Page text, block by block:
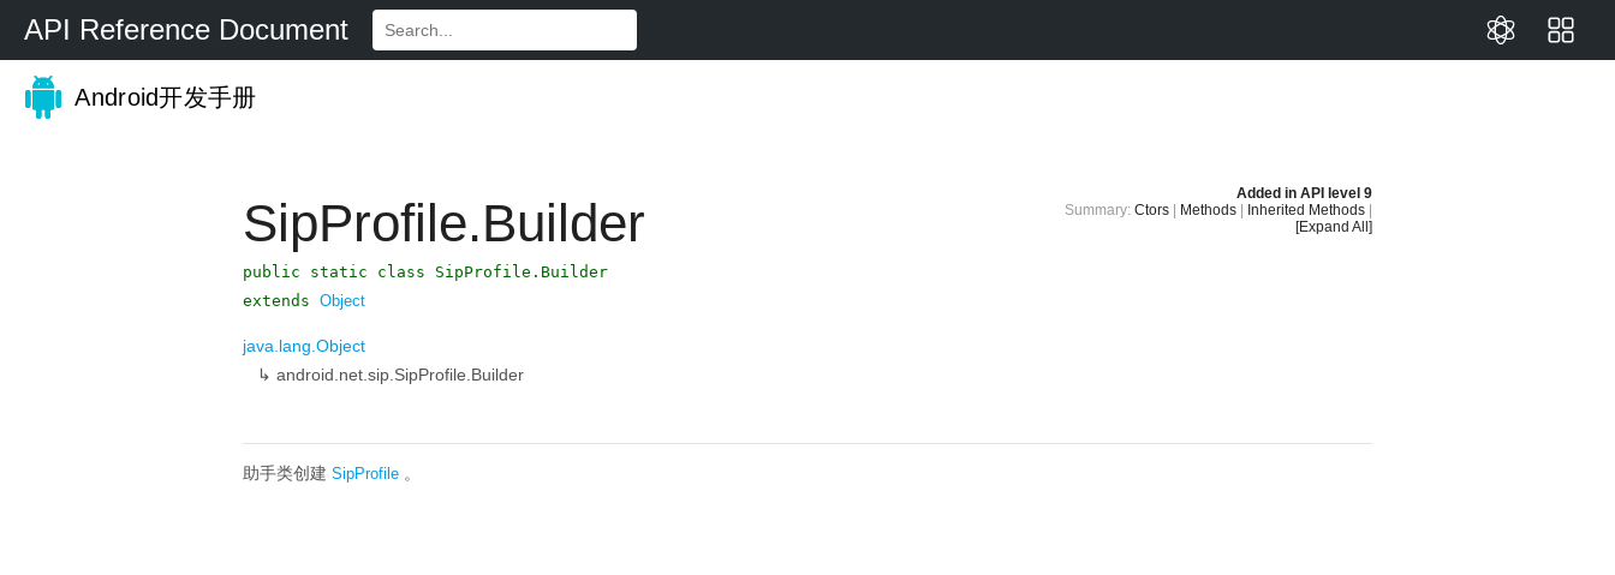
API Reference Document
Android开发手册
Added in API level 9
Summary: Ctors Methods Inherited Methods
[Expand All]
SipProfile.Builder
public static class SipProfile.Builder
extends Object
java.lang.Object
↳ android.net.sip.SipProfile.Builder
助手类创建 SipProfile 。